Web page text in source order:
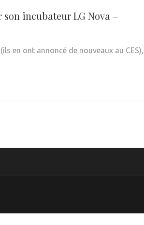
incubateur LG Nova –
en ont annoncé de nouveaux au CES),